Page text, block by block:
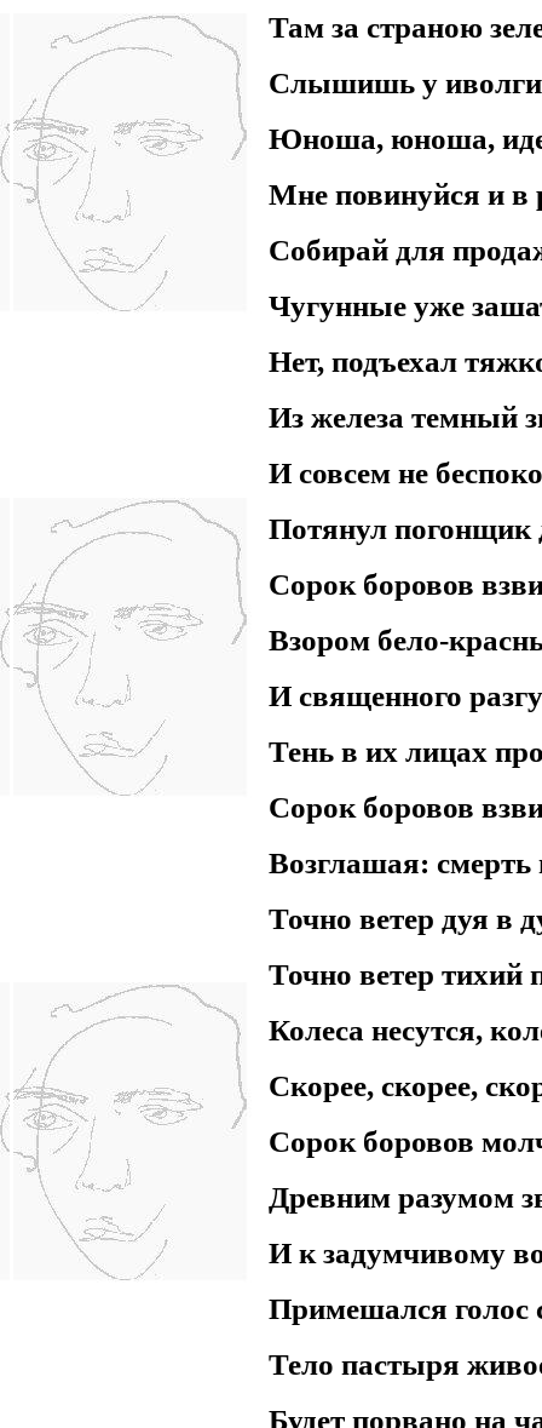
Там за страною
Слышишь у иволги
Юноша, юноша,
Мне повинуйся и в
Собирай для
Чугунные уже
Нет, подъехал
Из железа темный
И совсем не
Потянул погонщик
Сорок боровов
Взором бело-
И священного
Тень в их лицах
Сорок боровов
Возглашая: смерть
Точно ветер дуя в
Точно ветер тихий
Колеса несутся,
Скорее, скорее,
Сорок боровов
Древним разумом
И к задумчивому
Примешался голос
Тело пастыря
Будет порвано на